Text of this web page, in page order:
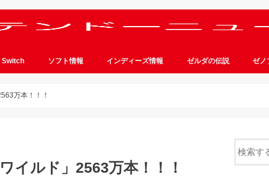
Switch ソフト情報 インディーズ情報 ゼルダの伝説 ゼノ
万本！！！
イルド」2563万本！！！